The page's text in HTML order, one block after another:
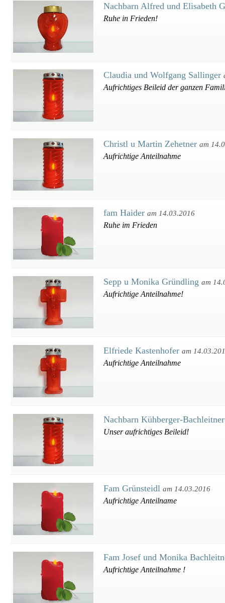
Nachbarn Alfred und Elisabeth
Ruhe in Frieden!
Claudia und Wolfgang Sallinger
Aufrichtiges Beileid der ganzen
Christl u Martin Zehetner am
Aufrichtige Anteilnahme
fam Haider am 14.03.2016
Ruhe im Frieden
Sepp u Monika Gründling am
Aufrichtige Anteilnahme!
Elfriede Kastenhofer am
Aufrichtige Anteilnahme
Nachbarn Kühberger-
Unser aufrichtiges Beileid!
Fam Grünsteidl am 14.03.2016
Aufrichtige Anteilname
Fam Josef und Monika
Aufrichtige Anteilnahme !